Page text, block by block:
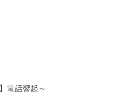
】電話響起～